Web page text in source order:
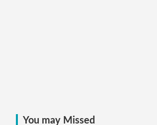
You may Missed